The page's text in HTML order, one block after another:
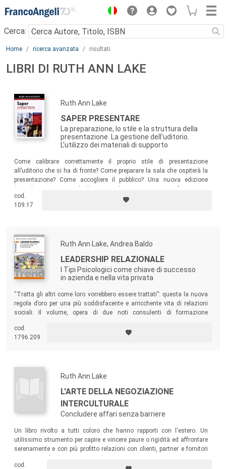
Menu
Cerca:
Main content
Home ricerca avanzata risultati
LIBRI DI RUTH ANN LAKE
Ruth Ann Lake
SAPER PRESENTARE
La preparazione, lo stile e la struttura della
presentazione. La gestione dell'uditorio.
L'utilizzo dei materiali di supporto
Come calibrare correttamente il proprio stile di presentazione
all’uditorio che si ha di fronte? Come preparare la sala che ospiterà la
presentazione? Come accogliere il pubblico? Una nuova edizione
imprenditori, politici, venditori, insegnanti, consulenti che ha sin qui
venduto oltre 17.000 copie!
cod.
109.17
Ruth Ann Lake, Andrea Baldo
LEADERSHIP RELAZIONALE
I Tipi Psicologici come chiave di successo
in azienda e nella vita privata
“Tratta gli altri come loro vorrebbero essere trattati”: questa la nuova
regola d’oro per una più soddisfacente e arricchente vita di relazioni
sociali. Il volume, opera di due noti consulenti di formazione
ma efficace, rivolta a chi opera nelle aziende e in tutti i contesti
organizzativi.
cod.
1796.209
Ruth Ann Lake
L'ARTE DELLA NEGOZIAZIONE
INTERCULTURALE
Concludere affari senza barriere
Un libro rivolto a tutti coloro che hanno rapporti con l'estero. Un
utilissimo strumento per capire e vincere paure o rigidità ed affrontare
serenamente e con più profitto relazioni con clienti, partner e fornitori
cod.